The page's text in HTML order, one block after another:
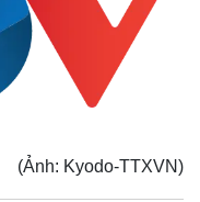
(Ảnh: Kyodo-TTXVN)